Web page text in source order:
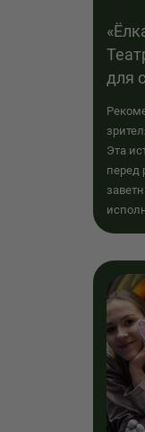
для
Эта
перед